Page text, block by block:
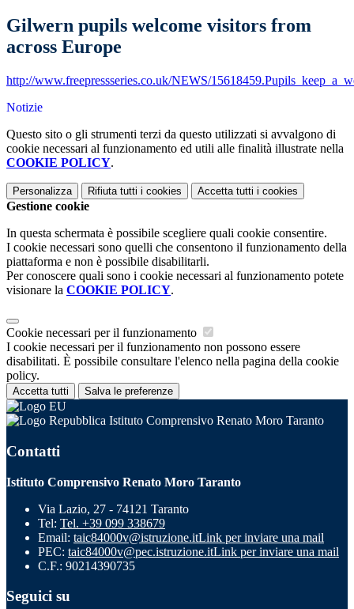
Gilwern pupils welcome visitors from
across Europe
http://www.freepressseries.co.uk/NEWS/
Notizie
Questo sito o gli strumenti terzi da questo utilizzati si avvalgono di
cookie necessari al funzionamento ed utili alle finalità illustrate nella
COOKIE POLICY.
Personalizza Rifiuta tutti i cookies Accetta tutti i cookies
Gestione cookie
In questa schermata è possibile scegliere quali cookie consentire.
I cookie necessari sono quelli che consentono il funzionamento della
piattaforma e non è possibile disabilitarli.
Per conoscere quali sono i cookie necessari al funzionamento potete
visionare la COOKIE POLICY.
Cookie necessari per il funzionamento
I cookie necessari per il funzionamento non possono essere
disabilitati. È possibile consultare l'elenco nella pagina della cookie
policy.
Accetta tutti Salva le preferenze
Istituto Comprensivo Renato Moro Taranto
Contatti
Istituto Comprensivo Renato Moro Taranto
Via Lazio, 27 - 74121 Taranto
Tel: Tel. +39 099 338679
Email: taic84000v@istruzione.itLink per inviare una mail
PEC: taic84000v@pec.istruzione.itLink per inviare una mail
C.F.: 90214390735
Seguici su